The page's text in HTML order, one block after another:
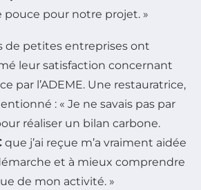
pour notre projet. »
de petites entreprises ont
leur satisfaction concernant
par l’ADEME. Une restauratrice,
: « Je ne savais pas par
réaliser un bilan carbone.
que j’ai reçue m’a vraiment aidée
et à mieux comprendre
de mon activité. »